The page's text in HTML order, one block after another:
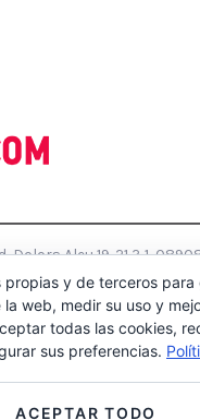
Dolors Aleu 19-21 3 1,
Tel:(+34)933704583- Fax:
hola@wearegecom.com
de Cookies Política de
de calidad
propias y de terceros
web, medir su uso y
todas las cookies,
sus preferencias.
ACEPTAR TODO